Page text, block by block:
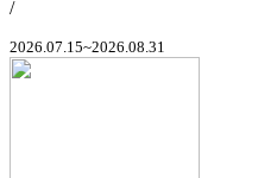
/
2026.07.15~2026.08.31